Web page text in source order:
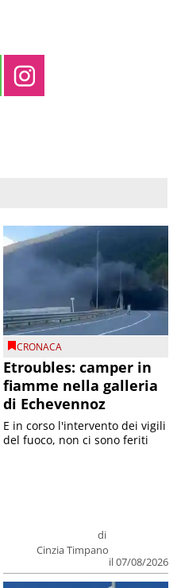
CRONACA
Etroubles: camper in
fiamme nella galleria
di Echevennoz
di
Cinzia Timpano
il 07/08/2026
E in corso l'intervento dei vigili
del fuoco, non ci sono feriti